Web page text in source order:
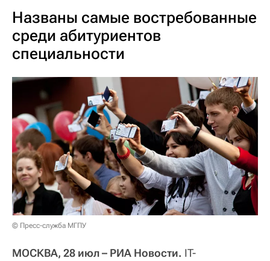
Названы самые востребованные
среди абитуриентов
специальности
© Пресс-служба МГПУ
МОСКВА, 28 июл – РИА Новости. IT-